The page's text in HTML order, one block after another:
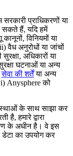
सरकारी प्राधिकरणों या
सकते हैं, यदि हमें
विनियमों या
वैध अनुरोधों या जांचों
अधिकारों या
घटनाओं या अन्य
सेवा की शर्तेंया अन्य
Anysphere को
के साथ साझा कर
है, हमारे द्वारा
के अधीन है। वे इस
डेटा का उपयोग कर